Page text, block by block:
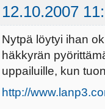
12.10.2007
Nytpä löytyi ihan
häkkyrän
uppailuille, kun
http://